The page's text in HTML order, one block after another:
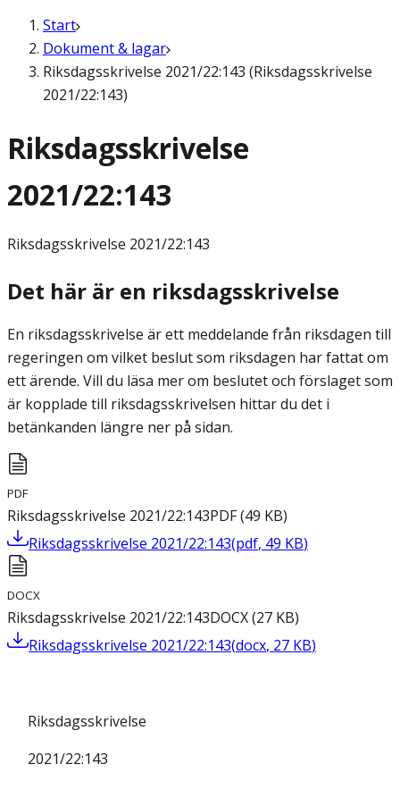
Start
Dokument & lagar
Riksdagsskrivelse 2021/22:143 (Riksdagsskrivelse
2021/22:143)
Riksdagsskrivelse
2021/22:143
Riksdagsskrivelse 2021/22:143
Det här är en riksdagsskrivelse
En riksdagsskrivelse är ett meddelande från riksdagen till
regeringen om vilket beslut som riksdagen har fattat om
ett ärende. Vill du läsa mer om beslutet och förslaget som
är kopplade till riksdagsskrivelsen hittar du det i
betänkanden längre ner på sidan.
PDF
Riksdagsskrivelse 2021/22:143PDF(49 KB)
Riksdagsskrivelse 2021/22:143(pdf, 49 KB)
DOCX
Riksdagsskrivelse 2021/22:143DOCX(27 KB)
Riksdagsskrivelse 2021/22:143(docx, 27 KB)
Riksdagsskrivelse
2021/22:143